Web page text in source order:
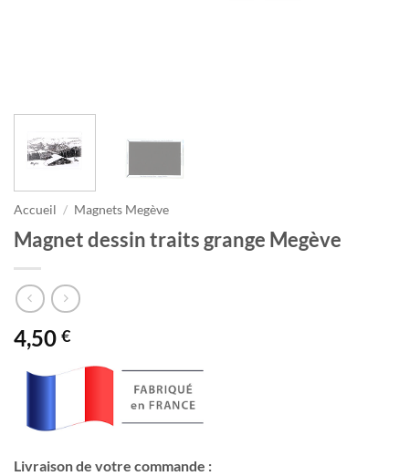
Accueil / Magnets Megève
Magnet dessin traits grange Megève
4,50 €
Livraison de votre commande :